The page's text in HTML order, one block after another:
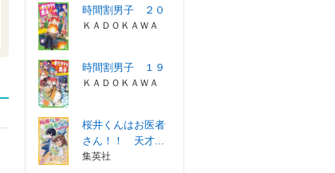
時間割男子 ２０
ＫＡＤＯＫＡＷＡ
時間割男子 １９
ＫＡＤＯＫＡＷＡ
桜井くんはお医者
さん！！ 天才...
集英社